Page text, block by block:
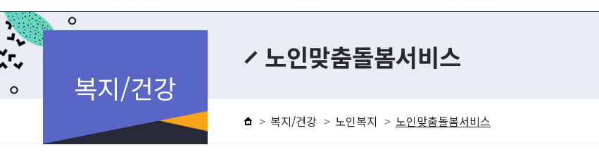
복지/건강
노인맞춤돌봄서비스
복지/건강 노인복지 노인맞춤돌봄서비스